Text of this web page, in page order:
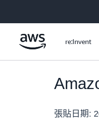
re:Invent
張貼日期: